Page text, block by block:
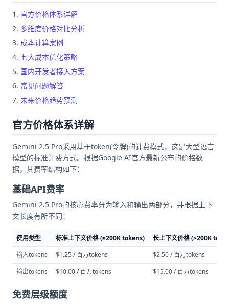
官方价格体系详解
多维度价格对比分析
成本计算案例
七大成本优化策略
国内开发者接入方案
常见问题解答
未来价格趋势预测
官方价格体系详解
Gemini 2.5 Pro采用基于token(令牌)的计费模式，这是大型语言
模型的标准计费方式。根据Google AI官方最新公布的价格数
据，其费率结构如下：
基础API费率
Gemini 2.5 Pro的核心费率分为输入和输出两部分，并根据上下
文长度有所不同：
使用类型 标准上下文价格 (≤200K tokens)
长上下文价格 (>200K
输入tokens
$1.25 / 百万tokens
$2.50 / 百万tokens
输出tokens
$10.00 / 百万tokens $15.00 / 百万tokens
免费层级额度